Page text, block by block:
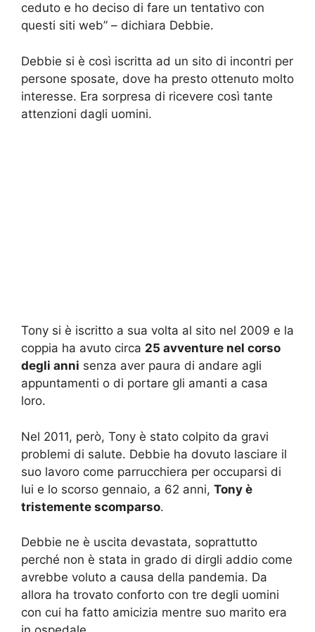
ceduto e ho deciso di fare un tentativo con
questi siti web” – dichiara Debbie.
Debbie si è così iscritta ad un sito di incontri per
persone sposate, dove ha presto ottenuto molto
interesse. Era sorpresa di ricevere così tante
attenzioni dagli uomini.
Tony si è iscritto a sua volta al sito nel 2009 e la
coppia ha avuto circa 25 avventure nel corso
degli anni senza aver paura di andare agli
appuntamenti o di portare gli amanti a casa
loro.
Nel 2011, però, Tony è stato colpito da gravi
problemi di salute. Debbie ha dovuto lasciare il
suo lavoro come parrucchiera per occuparsi di
lui e lo scorso gennaio, a 62 anni, Tony è
tristemente scomparso.
Debbie ne è uscita devastata, soprattutto
perché non è stata in grado di dirgli addio come
avrebbe voluto a causa della pandemia. Da
allora ha trovato conforto con tre degli uomini
con cui ha fatto amicizia mentre suo marito era